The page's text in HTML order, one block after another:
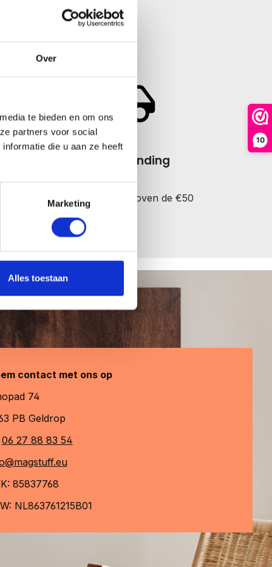
Over
te bieden en om ons
partners voor social
die u aan ze heeft
Marketing
Alles toestaan
10
Gratis verzending
met een bestelling boven de €50
contact met ons op
74
PB Geldrop
06 27 88 83 54
85837768
NL863761215B01